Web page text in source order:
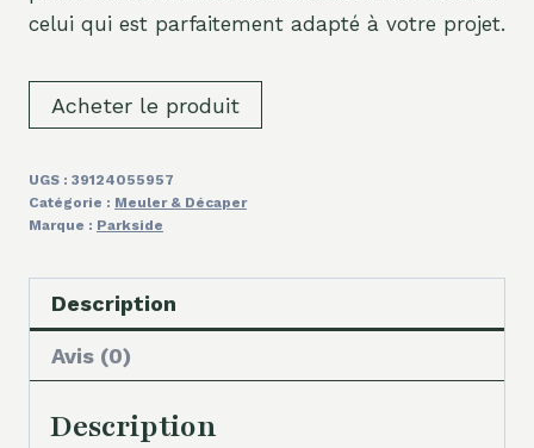
celui qui est parfaitement adapté à votre projet.
Acheter le produit
UGS : 39124055957
Catégorie : Meuler & Décaper
Marque : Parkside
Description
Avis (0)
Description